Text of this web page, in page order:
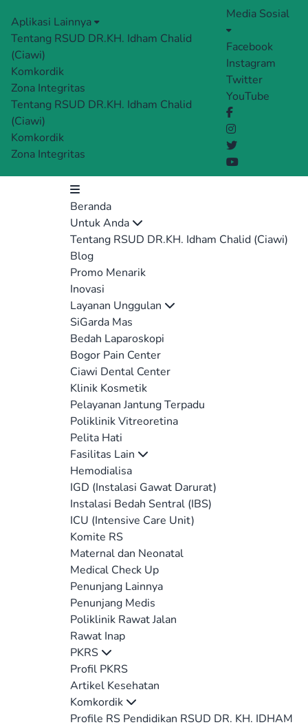
Aplikasi Lainnya
Tentang RSUD DR.KH. Idham Chalid
(Ciawi)
Komkordik
Zona Integritas
Tentang RSUD DR.KH. Idham Chalid
(Ciawi)
Komkordik
Zona Integritas
Media Sosial
Facebook
Instagram
Twitter
YouTube
Beranda
Untuk Anda
Tentang RSUD DR.KH. Idham Chalid (Ciawi)
Blog
Promo Menarik
Inovasi
Layanan Unggulan
SiGarda Mas
Bedah Laparoskopi
Bogor Pain Center
Ciawi Dental Center
Klinik Kosmetik
Pelayanan Jantung Terpadu
Poliklinik Vitreoretina
Pelita Hati
Fasilitas Lain
Hemodialisa
IGD (Instalasi Gawat Darurat)
Instalasi Bedah Sentral (IBS)
ICU (Intensive Care Unit)
Komite RS
Maternal dan Neonatal
Medical Check Up
Penunjang Lainnya
Penunjang Medis
Poliklinik Rawat Jalan
Rawat Inap
PKRS
Profil PKRS
Artikel Kesehatan
Komkordik
Profile RS Pendidikan RSUD DR. KH. IDHAM